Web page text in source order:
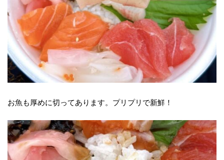
お魚も厚めに切ってあります。プリプリで新鮮！